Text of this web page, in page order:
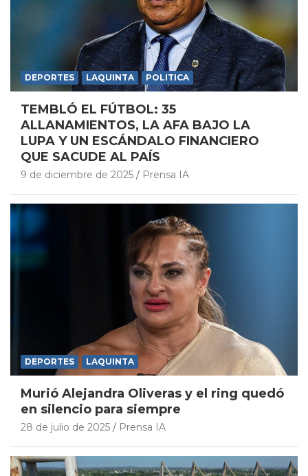
DEPORTES LAQUINTA POLITICA
TEMBLÓ EL FÚTBOL: 35
ALLANAMIENTOS, LA AFA BAJO LA
LUPA Y UN ESCÁNDALO FINANCIERO
QUE SACUDE AL PAÍS
9 de diciembre de 2025 Prensa IA
DEPORTES LAQUINTA
Murió Alejandra Oliveras y el ring quedó
en silencio para siempre
28 de julio de 2025 Prensa IA